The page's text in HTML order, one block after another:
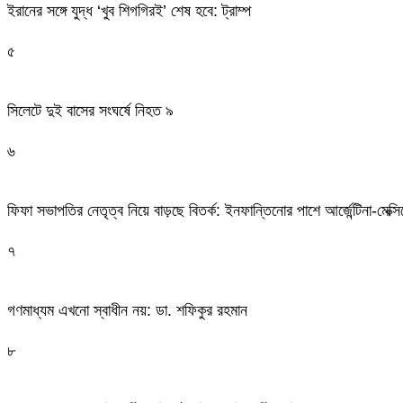
ইরানের সঙ্গে যুদ্ধ ‘খুব শিগগিরই’ শেষ হবে: ট্রাম্প
৫
সিলেটে দুই বাসের সংঘর্ষে নিহত ৯
৬
ফিফা সভাপতির নেতৃত্ব নিয়ে বাড়ছে বিতর্ক: ইনফান্তিনোর পাশে আর্জেন্টিনা-
৭
গণমাধ্যম এখনো স্বাধীন নয়: ডা. শফিকুর রহমান
৮